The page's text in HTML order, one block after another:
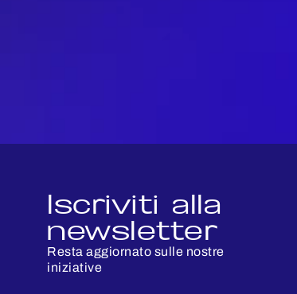
Iscriviti alla
newsletter
Resta aggiornato sulle nostre
iniziative